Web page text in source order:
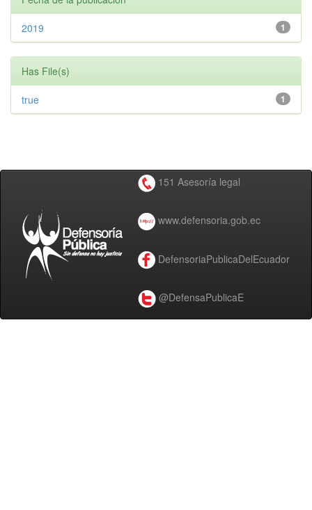
1
2019
Has File(s)
1
true
151 Asesoría legal
www.defensoria.gob.ec
DefensoriaPublicaDelEcuador
@DefensaPublicaE